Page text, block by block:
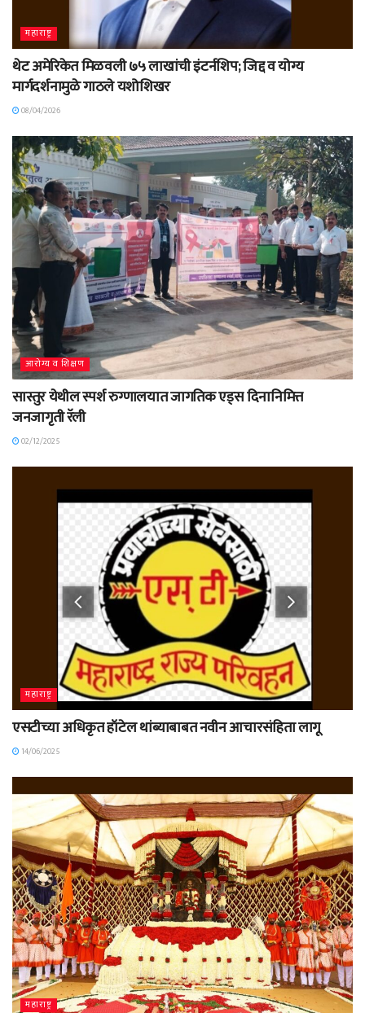
महाराष्ट्र
थेट अमेरिकेत मिळवली ७५ लाखांची इंटर्नशिप; जिद्द व योग्य
मार्गदर्शनामुळे गाठले यशोशिखर
08/04/2026
आरोग्य व शिक्षण
सास्तुर येथील स्पर्श रुग्णालयात जागतिक एड्स दिनानिमित्त
जनजागृती रॅली
02/12/2025
महाराष्ट्र
एसटीच्या अधिकृत हॉटेल थांब्याबाबत नवीन आचारसंहिता लागू
14/06/2025
महाराष्ट्र